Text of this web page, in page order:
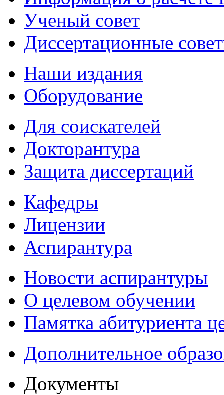
Ученый совет
Диссертационные
Наши издания
Оборудование
Для соискателей
Докторантура
Защита диссертаций
Кафедры
Лицензии
Аспирантура
Новости аспирантуры
О целевом обучении
Памятка абитуриента
Дополнительное
Документы